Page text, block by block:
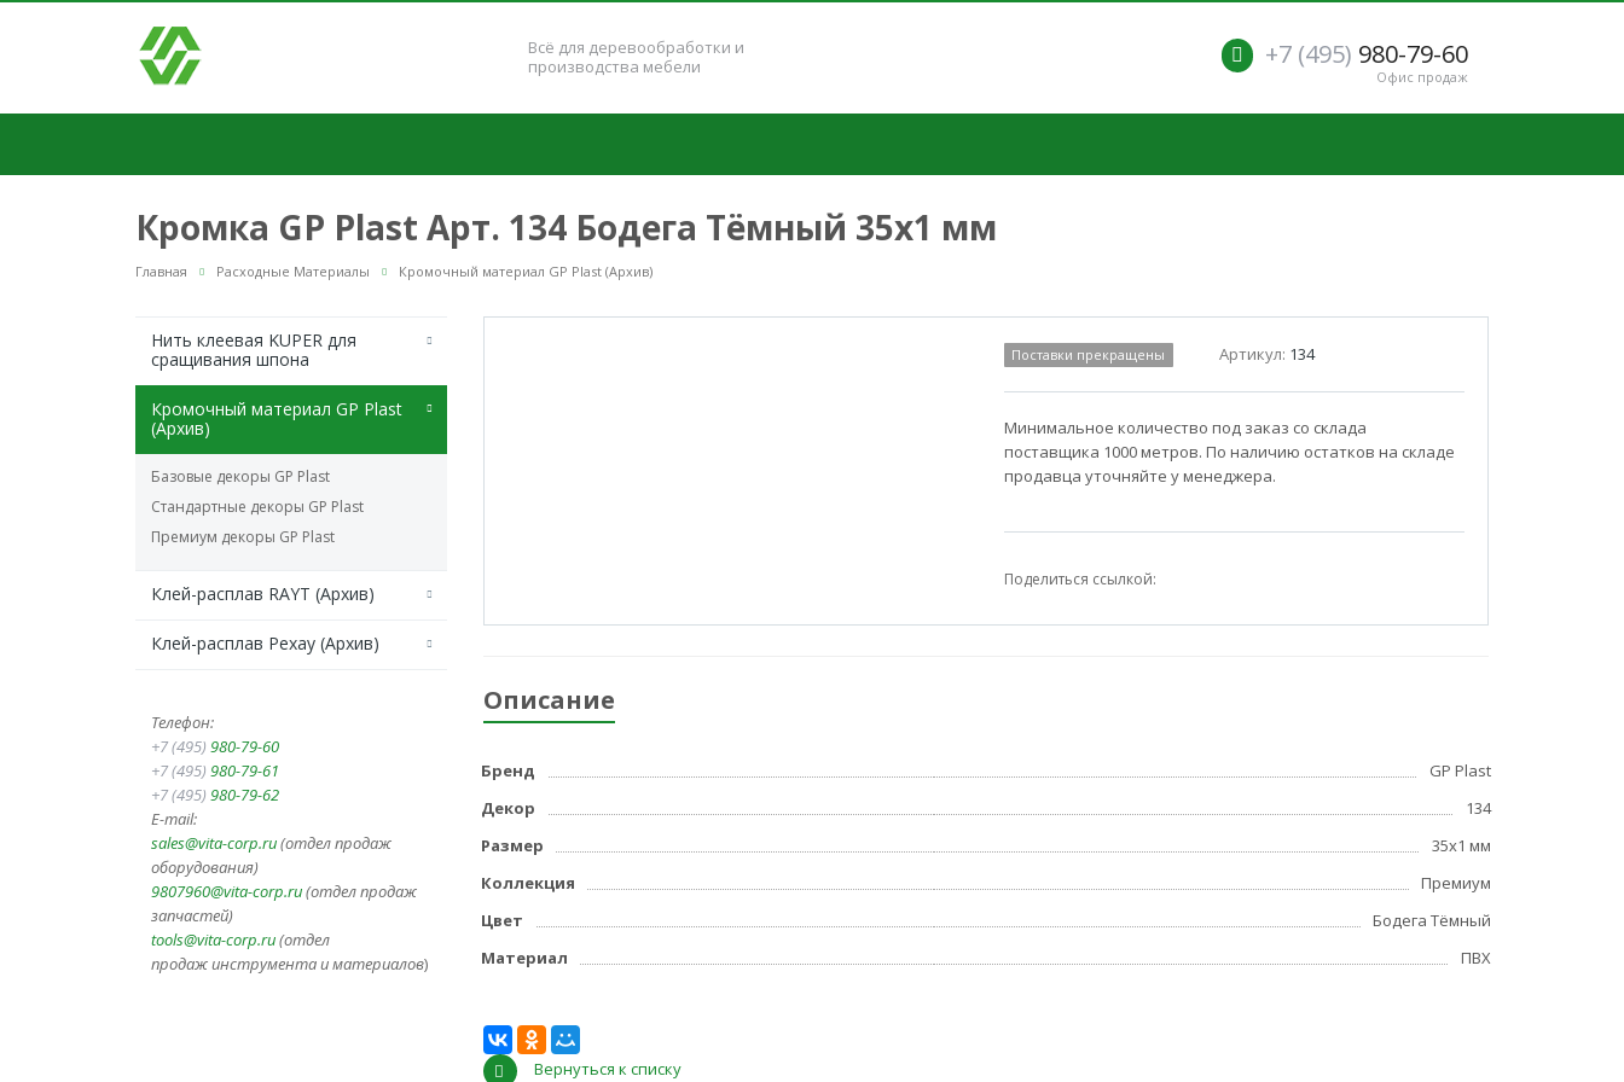
Всё для деревообработки и
производства мебели
+7 (495) 980-79-60
Офис продаж
Кромка GP Plast Арт. 134 Бодега Тёмный 35x1 мм
Главная Расходные Материалы Кромочный материал GP Plast (Архив)
Нить клеевая KUPER для
сращивания шпона
Кромочный материал GP Plast
(Архив)
Базовые декоры GP Plast
Стандартные декоры GP Plast
Премиум декоры GP Plast
Клей-расплав RAYT (Архив)
Клей-расплав Рехау (Архив)
Телефон:
+7 (495) 980-79-60
+7 (495) 980-79-61
+7 (495) 980-79-62
E-mail:
sales@vita-corp.ru(отдел продаж
оборудования)
9807960@vita-corp.ru(отдел продаж
запчастей)
tools@vita-corp.ru(отдел
продаж инструмента иматериалов)
Поставки прекращены Артикул: 134
Минимальное количество под заказ со склада
поставщика 1000 метров. По наличию остатков на складе
продавца уточняйте у менеджера.
Поделиться ссылкой:
Описание
Бренд
GP Plast
Декор
134
Размер
35x1 мм
Коллекция
Премиум
Цвет
Бодега Тёмный
Материал
ПВХ
Вернуться к списку